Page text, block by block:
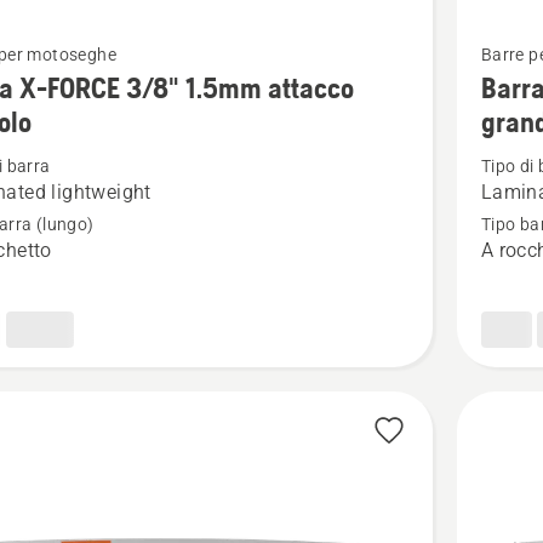
motoseghe
X-FORCE 3/8" 1.5mm attacco
barra
lightweight
(lungo)
dettagli
Barra
FORCE
Barre
Tipo di
Tipo
A